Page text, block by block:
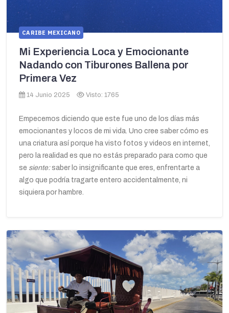
CARIBE MEXICANO
Mi Experiencia Loca y Emocionante
Nadando con Tiburones Ballena por
Primera Vez
14 Junio 2025 Visto: 1765
Empecemos diciendo que este fue uno de los días más
emocionantes y locos de mi vida. Uno cree saber cómo es
una criatura así porque ha visto fotos y videos en internet,
pero la realidad es que no estás preparado para como que
se siente: saber lo insignificante que eres, enfrentarte a
algo que podría tragarte entero accidentalmente, ni
siquiera por hambre.